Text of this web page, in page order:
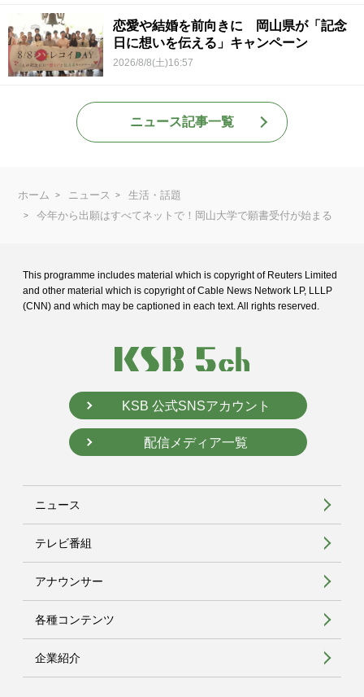
恋愛や結婚を前向きに 岡山県が「記念
日に想いを伝える」キャンペーン
2026/8/8(土)16:57
ニュース記事一覧
ホーム ニュース
生活・話題
今年から出願はすべてネットで！岡山大学で願書受付が始まる
This programme includes material which is copyright of Reuters Limited
and other material which is copyright of Cable News Network LP, LLLP
(CNN) and which may be captioned in each text. All rights reserved.
KSB 公式SNSアカウント
配信メディア一覧
ニュース
テレビ番組
アナウンサー
各種コンテンツ
企業紹介